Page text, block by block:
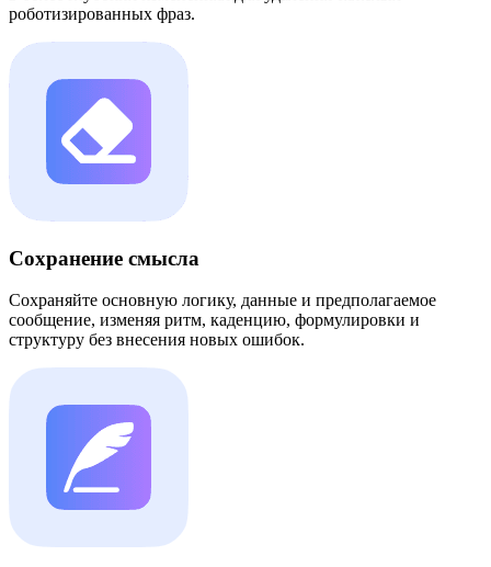
роботизированных фраз.
Сохранение смысла
Сохраняйте основную логику, данные и предполагаемое
сообщение, изменяя ритм, каденцию, формулировки и
структуру без внесения новых ошибок.